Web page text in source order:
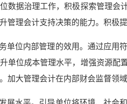
数据治理工作，积极探索管理会
管理会计支持决策的能力。积极
单位内部管理的效用。通过应用
单位成本管理水平，增强资源
加大管理会计在内部财会监督领